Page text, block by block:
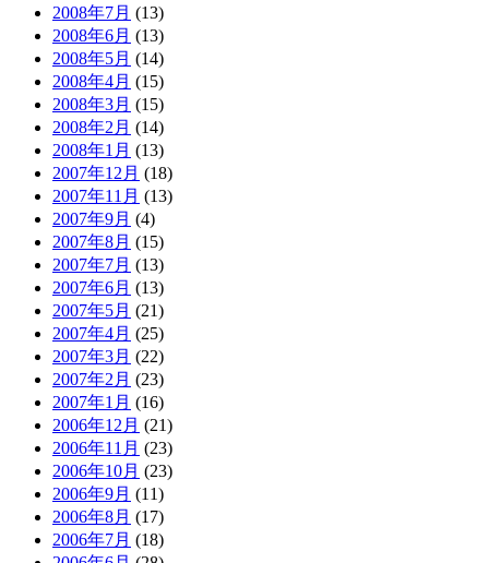
2008年7月 (13)
2008年6月 (13)
2008年5月 (14)
2008年4月 (15)
2008年3月 (15)
2008年2月 (14)
2008年1月 (13)
2007年12月 (18)
2007年11月 (13)
2007年9月 (4)
2007年8月 (15)
2007年7月 (13)
2007年6月 (13)
2007年5月 (21)
2007年4月 (25)
2007年3月 (22)
2007年2月 (23)
2007年1月 (16)
2006年12月 (21)
2006年11月 (23)
2006年10月 (23)
2006年9月 (11)
2006年8月 (17)
2006年7月 (18)